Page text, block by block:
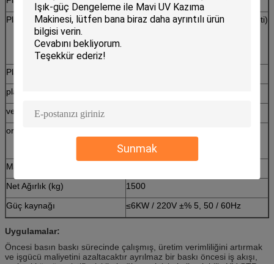
Sunmak
Plaka Yükleme ve Boşaltma
Yükleme: Otomasyon (Standart Seti)
Plaka Pozisyon Doğruluk (mm)
plaka Dengesi
veri Arabirimi
ortam
Nem% 20 ~ 80 (Non-Yoğunlaşma)
Makine Boyutlar (mm)
Net Ağırlık (kg)
1500
Güç kaynağı
≤6KW / 220V ±% 5, 50 / 60Hz
Uygulamalar:
Öncesi basın baskı sürecinde çalışmış, üretim verimliliğini artırmak
ve işgücü maliyetini azaltacaktır ayrılmaz bir baskı öncesi iş akışı,